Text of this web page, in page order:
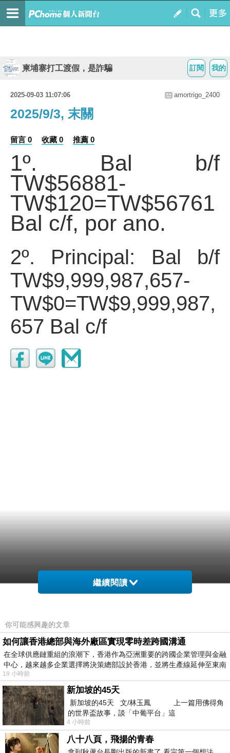
我的
訂閱
柬埔寨打工渡假，是詐騙
2025-09-03 11:07:06 amortrigo_2400
2025/9/3, 末關
留言 0 收藏 0 推薦 0
1º. Bal b/f
TW$56881-
TW$120=TW$56761
Bal c/f, por ano.
2º. Principal: Bal b/f
TW$9,999,987,657-
TW$0=TW$9,999,987,
657 Bal c/f
繼續閱讀
你可能感興趣的文章
如何讓香港總部與海外廠區實現零時差跨國溝通
在全球供應鏈重組的浪潮下，香港作為亞洲重要的跨國企業管理與金融
中心，越來越多企業選擇將決策總部設於香港，並將生產線延伸至東南
19 小時前
新加坡的45天
新加坡的45天 文/林玉鳳 上一篇用佛得角
的世界盃故事，談「中葡平台」這
4 小時前
八十八頁，飛揚的青春